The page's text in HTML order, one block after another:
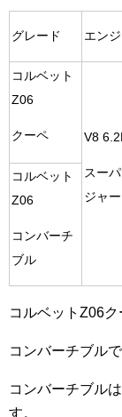
グレード エン
コルベット
Z06
クーペ V8 6.2L
スー
ジャー
コルベット
Z06
コンバーチ
ブル
コルベットZ06ク
コンバーチブル
コンバーチブル
す。